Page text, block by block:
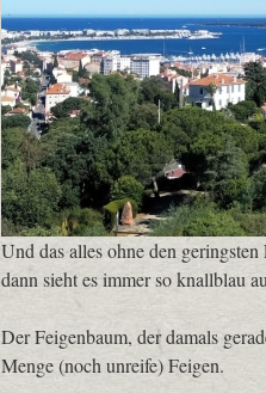
Und das alles ohne den
dann sieht es immer so knallblau
Der Feigenbaum, der damals
Menge (noch unreife) Feigen.